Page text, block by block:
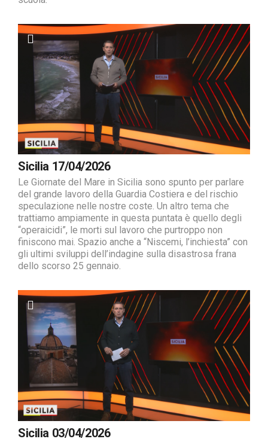
Sicilia 17/04/2026
Le Giornate del Mare in Sicilia sono spunto per parlare
del grande lavoro della Guardia Costiera e del rischio
speculazione nelle nostre coste. Un altro tema che
trattiamo ampiamente in questa puntata è quello degli
“operaicidi”, le morti sul lavoro che purtroppo non
finiscono mai. Spazio anche a “Niscemi, l’inchiesta” con
gli ultimi sviluppi dell’indagine sulla disastrosa frana
dello scorso 25 gennaio.
Sicilia 03/04/2026